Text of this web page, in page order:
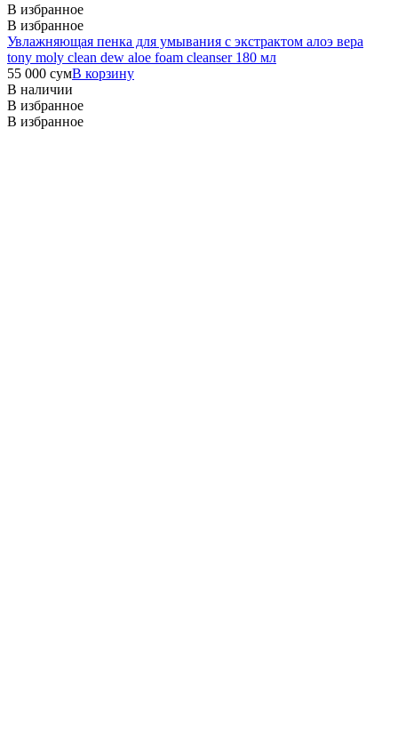
В избранное
В избранное
Увлажняющая пенка для умывания с экстрактом алоэ вера
tony moly clean dew aloe foam cleanser 180 мл
55 000 сумВ корзину
В наличии
В избранное
В избранное